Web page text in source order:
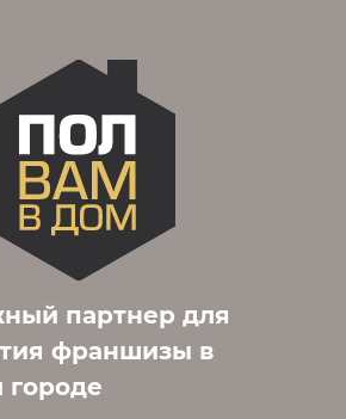
партнер для
франшизы в